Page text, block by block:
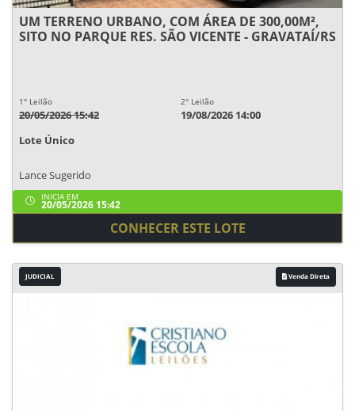
UM TERRENO URBANO, COM ÁREA DE 300,00M²,
SITO NO PARQUE RES. SÃO VICENTE - GRAVATAÍ/RS
1° Leilão
20/05/2026 15:42
2° Leilão
19/08/2026 14:00
Lote Único
Lance Sugerido
INICIA EM
20/05/2026 15:42
CONHECER ESTE LOTE
JUDICIAL Venda Direta